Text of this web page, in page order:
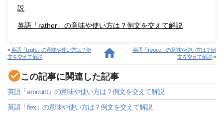
説
英語「rather」の意味や使い方は？例文を交えて解説
«英語「bright」の意味や使い方は？例
文を交えて解説
英語「invoice」の意味や使い方は？例
文を交えて解説»
この記事に関連した記事
英語「amount」の意味や使い方は？例文を交えて解説
英語「flex」の意味や使い方は？例文を交えて解説